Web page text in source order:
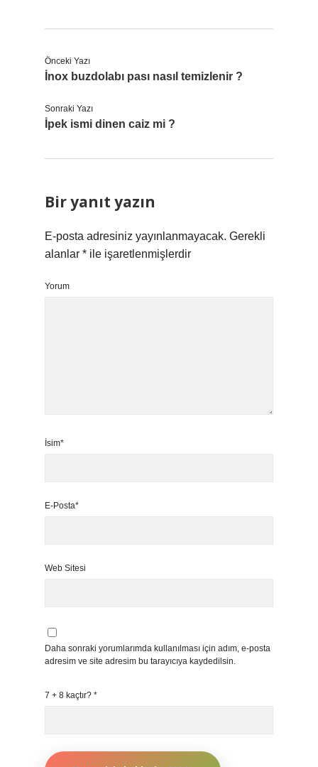
Önceki Yazı
İnox buzdolabı pası nasıl temizlenir ?
Sonraki Yazı
İpek ismi dinen caiz mi ?
Bir yanıt yazın
E-posta adresiniz yayınlanmayacak. Gerekli
alanlar * ile işaretlenmişlerdir
Yorum
İsim*
E-Posta*
Web Sitesi
Daha sonraki yorumlarımda kullanılması için adım, e-posta
adresim ve site adresim bu tarayıcıya kaydedilsin.
7 + 8 kaçtır? *